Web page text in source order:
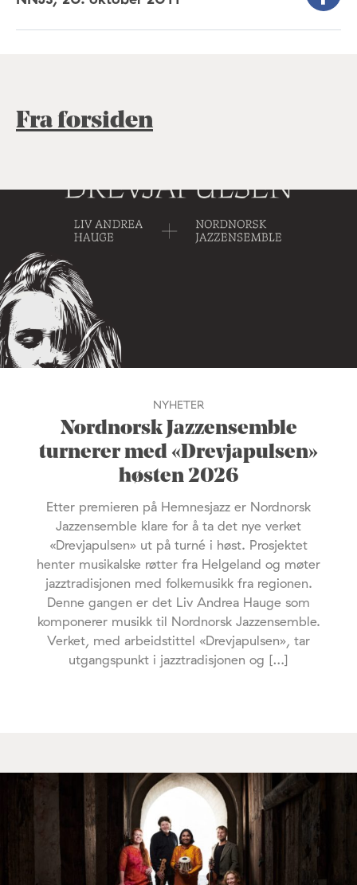
Fra forsiden
NYHETER
Nordnorsk Jazzensemble
turnerer med «Drevjapulsen»
høsten 2026
Etter premieren på Hemnesjazz er Nordnorsk
Jazzensemble klare for å ta det nye verket
«Drevjapulsen» ut på turné i høst. Prosjektet
henter musikalske røtter fra Helgeland og møter
jazztradisjonen med folkemusikk fra regionen.
Denne gangen er det Liv Andrea Hauge som
komponerer musikk til Nordnorsk Jazzensemble.
Verket, med arbeidstittel «Drevjapulsen», tar
utgangspunkt i jazztradisjonen og […]